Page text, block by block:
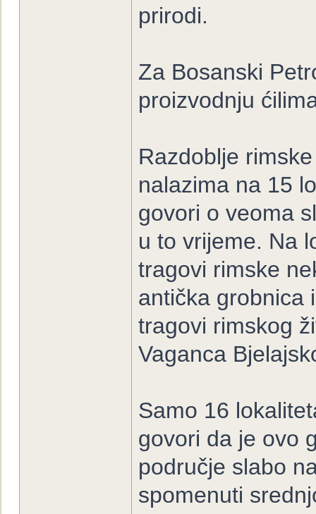
prirodi.
Za Bosanski
proizvodnju
Razdoblje
nalazima na 15
govori o veoma
u to vrijeme. Na
tragovi rimske
antička grobnica
tragovi rimskog
Vaganca
Samo 16
govori da je ovo
područje slabo
spomenuti